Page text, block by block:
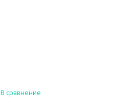
В сравнение